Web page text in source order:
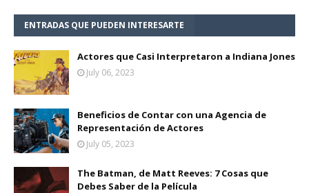
ENTRADAS QUE PUEDEN INTERESARTE
Actores que Casi Interpretaron a Indiana Jones
July 06, 2023
Beneficios de Contar con una Agencia de
Representación de Actores
July 05, 2023
The Batman, de Matt Reeves: 7 Cosas que
Debes Saber de la Película